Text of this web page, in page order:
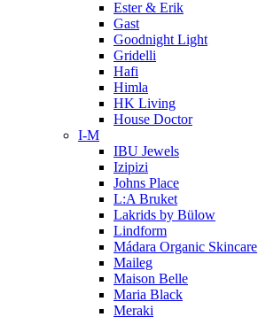
Ester & Erik
Gast
Goodnight Light
Gridelli
Hafi
Himla
HK Living
House Doctor
I-M
IBU Jewels
Izipizi
Johns Place
L:A Bruket
Lakrids by Bülow
Lindform
Mádara Organic Skincare
Maileg
Maison Belle
Maria Black
Meraki